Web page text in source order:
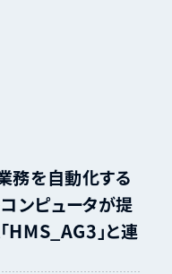
務を自動化する
コンピュータが提
HMS_AG3」と連